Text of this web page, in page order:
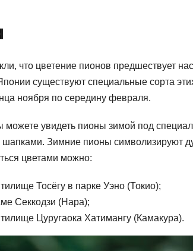
что цветение пионов предшествует
существуют специальные сорта
ноября по середину февраля.
увидеть пионы зимой под
Зимние пионы символизируют
цветами можно:
Тосёгу в парке Уэно (Токио);
Секкодзи (Нара);
Цуругаока Хатимангу (Камакура).